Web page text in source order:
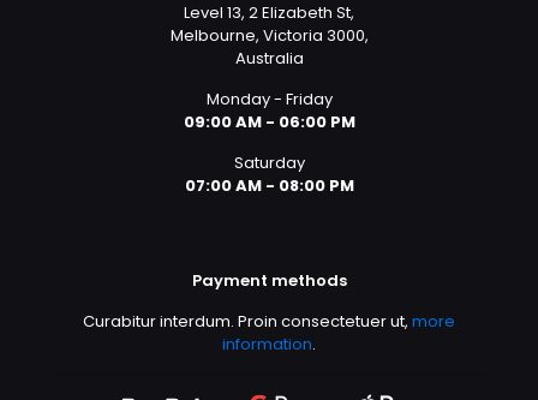
Level 13, 2 Elizabeth St,
Melbourne, Victoria 3000,
Australia
Monday - Friday
09:00 AM - 06:00 PM
Saturday
07:00 AM - 08:00 PM
Payment methods
Curabitur interdum. Proin consectetuer ut, more
information.